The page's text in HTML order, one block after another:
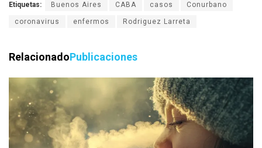
Etiquetas: Buenos Aires CABA casos Conurbano
coronavirus enfermos Rodriguez Larreta
RelacionadoPublicaciones